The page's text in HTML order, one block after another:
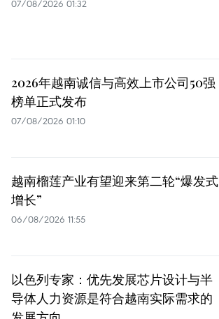
07/08/2026 01:32
2026年越南诚信与高效上市公司50强
榜单正式发布
07/08/2026 01:10
越南榴莲产业有望迎来第二轮“爆发式
增长”
06/08/2026 11:55
以色列专家：优先发展芯片设计与半
导体人力资源是符合越南实际需求的